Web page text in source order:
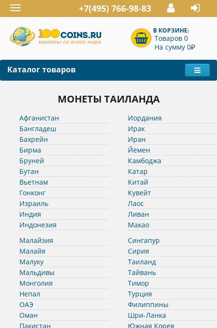
Toggle
navigation
+7(495) 766-98-83
В КОРЗИНЕ:
Товаров 0
На сумму 0P
Каталог товаров
МОНЕТЫ ТАИЛАНДА
Афганистан
Бангладеш
Бахрейн
Бирма
Бруней
Бутан
Вьетнам
Гонконг
Израиль
Индия
Индонезия
Иордания
Ирак
Иран
Йемен
Камбоджа
Катар
Китай
Кувейт
Лаос
Ливан
Макао
Малайзия
Малайя
Малуку
Мальдивы
Монголия
Непал
ОАЭ
Оман
Пакистан
Сингапур
Сирия
Таиланд
Тайвань
Тимор
Турция
Филиппины
Шри-Ланка
Южная Корея